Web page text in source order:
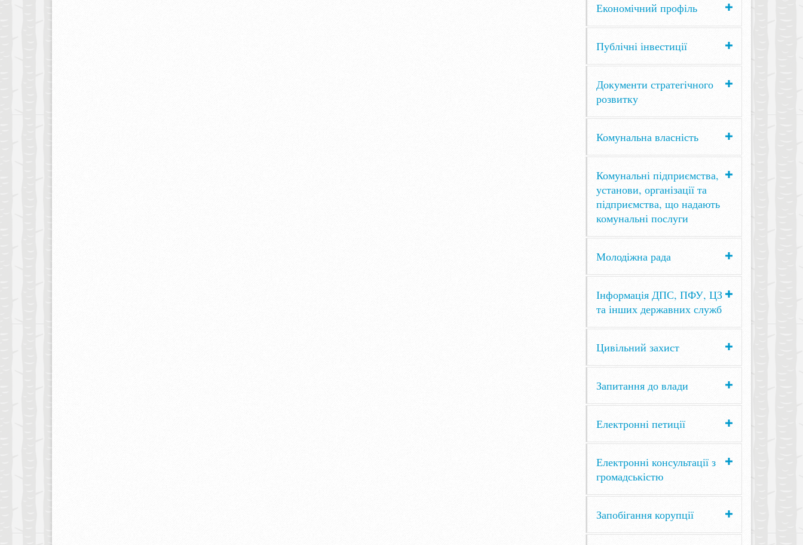
Економічний профіль
Публічні інвестиції
Документи стратегічного
розвитку
Комунальна власність
Комунальні підприємства,
установи, організації та
підприємства, що надають
комунальні послуги
Молодіжна рада
Інформація ДПС, ПФУ, ЦЗ
та інших державних служб
Цивільний захист
Запитання до влади
Електронні петиції
Електронні консультації з
громадськістю
Запобігання корупції